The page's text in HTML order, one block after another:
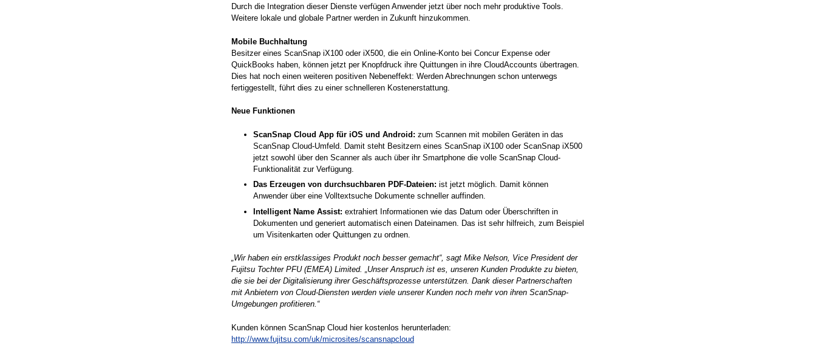
Durch die Integration dieser Dienste verfügen Anwender jetzt über noch mehr produktive Tools.
Weitere lokale und globale Partner werden in Zukunft hinzukommen.
Mobile Buchhaltung
Besitzer eines ScanSnap iX100 oder iX500, die ein Online-Konto bei Concur Expense oder
QuickBooks haben, können jetzt per Knopfdruck ihre Quittungen in ihre CloudAccounts übertragen.
Dies hat noch einen weiteren positiven Nebeneffekt: Werden Abrechnungen schon unterwegs
fertiggestellt, führt dies zu einer schnelleren Kostenerstattung.
Neue Funktionen
ScanSnap Cloud App für iOS und Android: zum Scannen mit mobilen Geräten in das
ScanSnap Cloud-Umfeld. Damit steht Besitzern eines ScanSnap iX100 oder ScanSnap iX500
jetzt sowohl über den Scanner als auch über ihr Smartphone die volle ScanSnap Cloud-
Funktionalität zur Verfügung.
Das Erzeugen von durchsuchbaren PDF-Dateien: ist jetzt möglich. Damit können
Anwender über eine Volltextsuche Dokumente schneller auffinden.
Intelligent Name Assist: extrahiert Informationen wie das Datum oder Überschriften in
Dokumenten und generiert automatisch einen Dateinamen. Das ist sehr hilfreich, zum Beispiel
um Visitenkarten oder Quittungen zu ordnen.
„Wir haben ein erstklassiges Produkt noch besser gemacht“, sagt Mike Nelson, Vice President der
Fujitsu Tochter PFU (EMEA) Limited. „Unser Anspruch ist es, unseren Kunden Produkte zu bieten,
die sie bei der Digitalisierung ihrer Geschäftsprozesse unterstützen. Dank dieser Partnerschaften
mit Anbietern von Cloud-Diensten werden viele unserer Kunden noch mehr von ihren ScanSnap-
Umgebungen profitieren.“
Kunden können ScanSnap Cloud hier kostenlos herunterladen:
http://www.fujitsu.com/uk/microsites/scansnapcloud